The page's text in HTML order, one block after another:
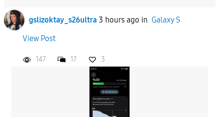
gslizoktay_s26ultra 3 hours ago in Galaxy S
View Post
147 17 3